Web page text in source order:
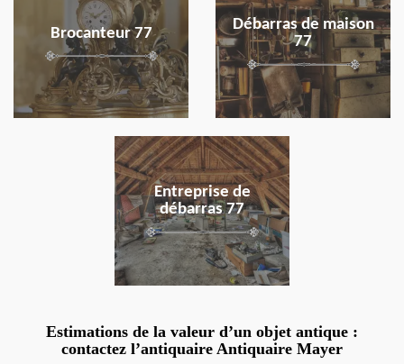
Brocanteur 77
Débarras de maison
77
Entreprise de
débarras 77
en savoir plus
Estimations de la valeur d’un objet antique :
contactez l’antiquaire Antiquaire Mayer